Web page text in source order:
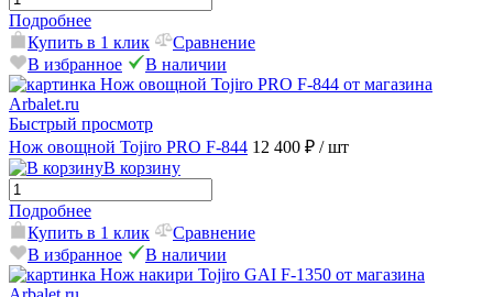
Подробнее
Купить в 1 клик
Сравнение
В избранное
В наличии
Быстрый просмотр
Нож овощной Tojiro PRO F-844 12 400 ₽ / шт
В корзину
Подробнее
Купить в 1 клик
Сравнение
В избранное
В наличии